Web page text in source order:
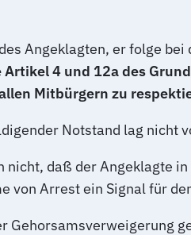
Angeklagten, er folge bei
Artikel 4 und 12a des
Mitbürgern zu
Notstand lag nicht
daß der Angeklagte
von Arrest ein Signal für
Gehorsamsverweigerung